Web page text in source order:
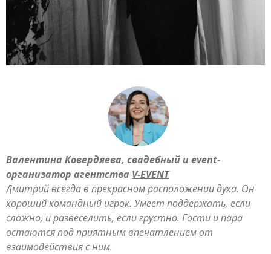
Валентина Ковердяева, свадебный и event-
организатор агентства V-EVENT
Дмитрий всегда в прекрасном расположении духа. Он
хороший командный игрок. Умеет поддержать, если
сложно, и развеселить, если грустно. Гости и пара
остаются под приятным впечатлением от
взаимодействия с ним.